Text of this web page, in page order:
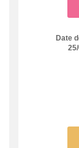
Date